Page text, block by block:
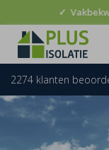
✓
2274 klanten